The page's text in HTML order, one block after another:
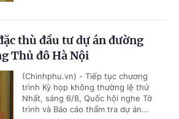
thù đầu tư dự án đường
Thủ đô Hà Nội
(Chinhphu.vn) - Tiếp tục chương
trình Kỳ họp không thường lệ thứ
Nhất, sáng 6/8, Quốc hội nghe Tờ
trình và Báo cáo thẩm tra dự án...